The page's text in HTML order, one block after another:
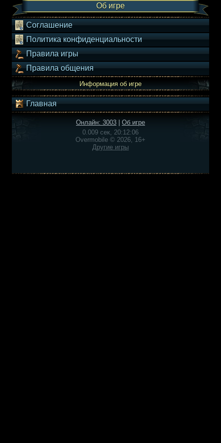
Об игре
Соглашение
Политика конфиденциальности
Правила игры
Правила общения
Информация об игре
Главная
Онлайн: 3003
Об игре
0.009 сек, 20:12:06
Overmobile © 2026, 16+
Другие игры